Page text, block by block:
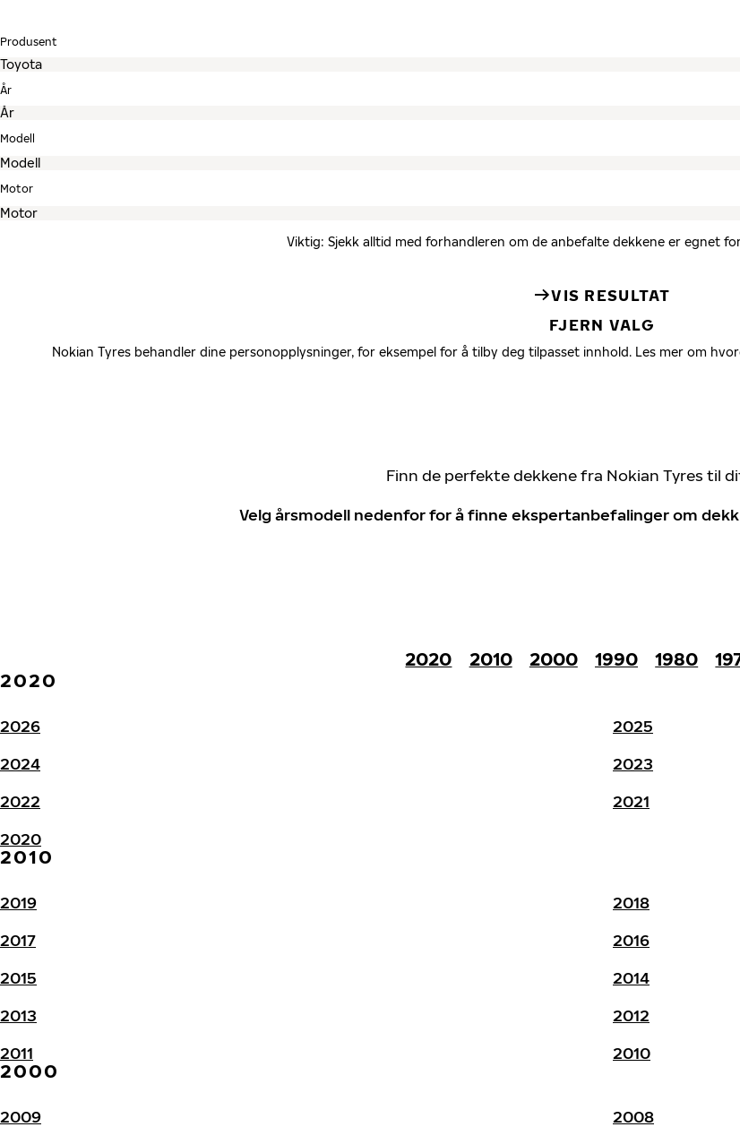
Produsent
År
Modell
Motor
Viktig: Sjekk alltid med forhandleren om de anbefalte dekkene er egnet
VIS RESULTAT
FJERN VALG
Nokian Tyres behandler dine personopplysninger, for eksempel for å tilby deg tilpasset innhold. Les mer om
Finn de perfekte dekkene fra Nokian Tyres til
Velg årsmodell nedenfor for å finne ekspertanbefalinger om
2020 2010 2000 1990 1980
2020
2026
2025
2024
2023
2022
2021
2020
2010
2019
2018
2017
2016
2015
2014
2013
2012
2011
2010
2000
2009
2008